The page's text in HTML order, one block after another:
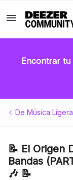
Encontrar tu
De Música Ligera
📝 El Origen
Bandas
🎶 📝